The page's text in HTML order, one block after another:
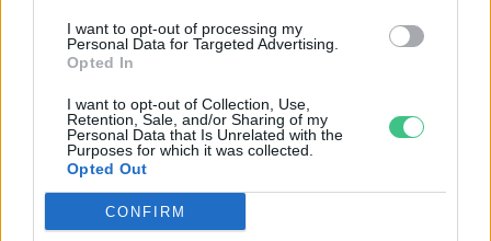
I want to opt-out of processing my
Personal Data for Targeted Advertising.
Opted In
I want to opt-out of Collection, Use,
Retention, Sale, and/or Sharing of my
Personal Data that Is Unrelated with the
Purposes for which it was collected.
Opted Out
CONFIRM
A rézhiány állhat a nettó nulla
Greendex Szemle